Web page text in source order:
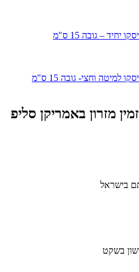
– גובה 15 ס"מ
וחצי- גובה 15 ס"מ
מזרון באמריקן סליפ
בישראל
בשקט